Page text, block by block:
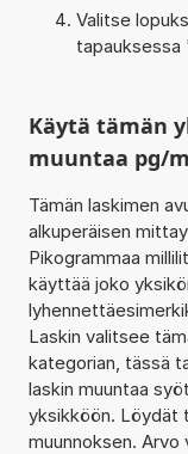
Valitse
tapauksessa '
Käytä tämän
muuntaa pg/
Tämän laskimen
alkuperäisen
Pikogrammaa
käyttää joko
Laskin valitsee
kategorian, tässä
laskin muuntaa
yksikköön. Löydät
muunnoksen.